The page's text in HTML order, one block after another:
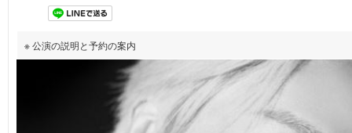
※ 公演の説明と予約の案内